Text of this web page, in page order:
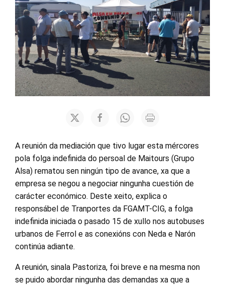
A reunión da mediación que tivo lugar esta mércores
pola folga indefinida do persoal de Maitours (Grupo
Alsa) rematou sen ningún tipo de avance, xa que a
empresa se negou a negociar ningunha cuestión de
carácter económico. Deste xeito, explica o
responsábel de Tranportes da FGAMT-CIG, a folga
indefinida iniciada o pasado 15 de xullo nos autobuses
urbanos de Ferrol e as conexións con Neda e Narón
continúa adiante.
A reunión, sinala Pastoriza, foi breve e na mesma non
se puido abordar ningunha das demandas xa que a